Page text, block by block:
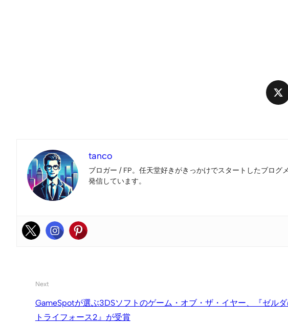
tanco
ブロガー / FP。任天堂好きがきっかけでスタートしたブログ
発信しています。
Next
GameSpotが選ぶ3DSソフトのゲーム・オブ・ザ・イヤー、『ゼル
トライフォース2』が受賞